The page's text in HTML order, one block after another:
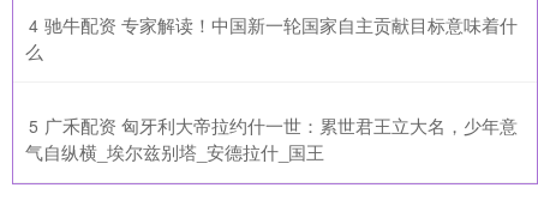
4 ​驰牛配资 专家解读！中国新一轮国家自主贡献目标意味着什
么
5 ​广禾配资 匈牙利大帝拉约什一世：累世君王立大名，少年意
气自纵横_埃尔兹别塔_安德拉什_国王